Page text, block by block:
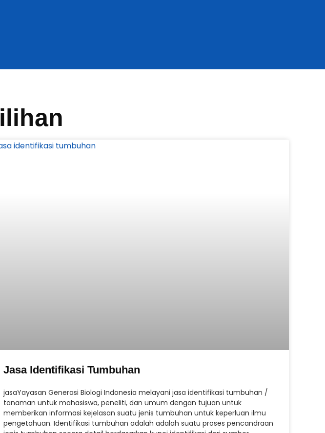
Jasa Identifikasi Tumbuhan
jasaYayasan Generasi Biologi Indonesia melayani jasa identifikasi tumbuhan /
tanaman untuk mahasiswa, peneliti, dan umum dengan tujuan untuk
memberikan informasi kejelasan suatu jenis tumbuhan untuk keperluan ilmu
pengetahuan. Identifikasi tumbuhan adalah adalah suatu proses pencandraan